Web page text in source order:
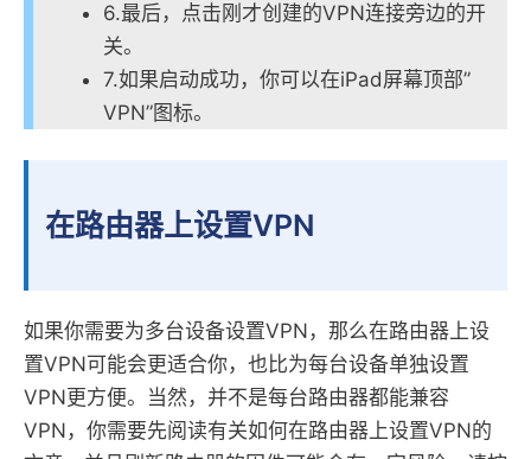
6.最后，点击刚才创建的VPN连接旁边的开
关。
7.如果启动成功，你可以在iPad屏幕顶部”
VPN”图标。
在路由器上设置VPN
如果你需要为多台设备设置VPN，那么在路由器上设
置VPN可能会更适合你，也比为每台设备单独设置
VPN更方便。当然，并不是每台路由器都能兼容
VPN，你需要先阅读有关如何在路由器上设置VPN的